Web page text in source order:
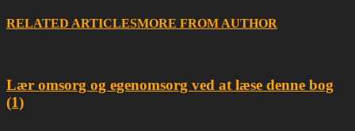
RELATED ARTICLESMORE FROM AUTHOR
Lær omsorg og egenomsorg ved at læse denne bog
(1)